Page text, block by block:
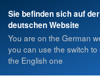
Sie befinden sich auf der
deutschen Website
You are on the German
you can use the switch to
the English one